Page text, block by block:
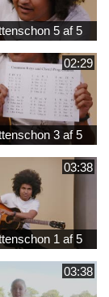
5 af 5
02:29
3 af 5
03:38
1 af 5
03:38